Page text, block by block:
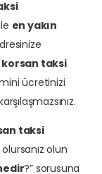
en yakın
korsan taksi
ücretinizi
taksi
olun
?” sorusuna